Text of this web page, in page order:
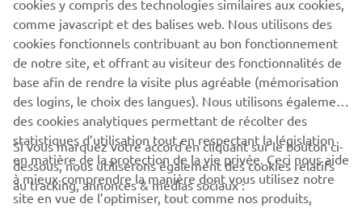
EN SAVOIR PLUS
CORPORATE
BUSINESS
cookies y compris des technologies similaires aux cookies,
comme javascript et des balises web. Nous utilisons des
cookies fonctionnels contribuant au bon fonctionnement
de notre site, et offrant au visiteur des fonctionnalités de
base afin de rendre la visite plus agréable (mémorisation
des logins, le choix des langues). Nous utilisons également
des cookies analytiques permettant de récolter des
statistiques d’utilisation tout en respectant la législation
en matière de la protection de la vie privée. Ceci nous aide
à mieux comprendre la manière dont vous utilisez notre
site en vue de l’optimiser, tout comme nos produits,
Si vous marquez votre accord en cliquant sur le bouton ci-
dessous, nous utiliserons également des cookies relatifs
au tracking, annonces & médias sociaux :